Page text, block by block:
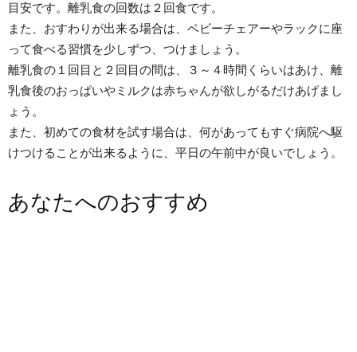
目安です。離乳食の回数は２回食です。
また、おすわりが出来る場合は、ベビーチェアーやラックに座
って食べる習慣を少しずつ、つけましょう。
離乳食の１回目と２回目の間は、３～４時間くらいはあけ、離
乳食後のおっぱいやミルクは赤ちゃんが欲しがるだけあげまし
ょう。
また、初めての食材を試す場合は、何があってもすぐ病院へ駆
けつけることが出来るように、平日の午前中が良いでしょう。
あなたへのおすすめ